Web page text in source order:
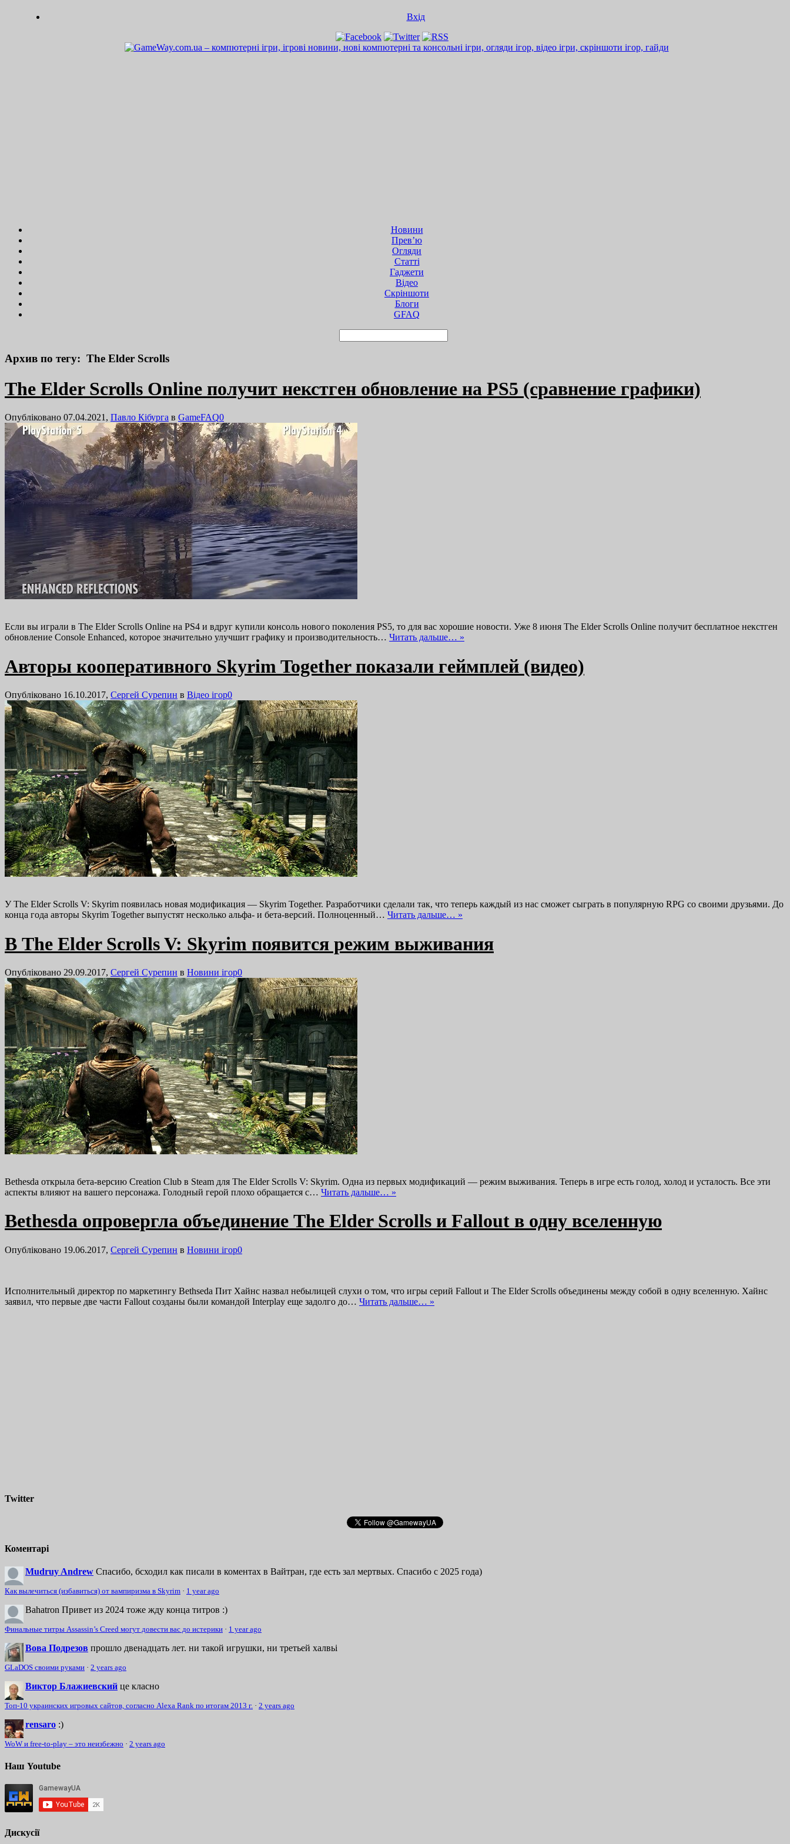
Вхід
Новини
Прев’ю
Огляди
Статті
Гаджети
Відео
Cкріншоти
Блоги
GFAQ
Архив по тегу: The Elder Scrolls
The Elder Scrolls Online получит некстген обновление на PS5 (сравнение графики)
Опубліковано 07.04.2021, Павло Кібурга в GameFAQ0
Если вы играли в The Elder Scrolls Online на PS4 и вдруг купили консоль нового поколения PS5, то для вас хорошие новости. Уже 8 июня The Elder Scrolls Online получит бесплатное некстген
обновление Console Enhanced, которое значительно улучшит графику и производительность… Читать дальше… »
Авторы кооперативного Skyrim Together показали геймплей (видео)
Опубліковано 16.10.2017, Сергей Сурепин в Відео ігор0
У The Elder Scrolls V: Skyrim появилась новая модификация — Skyrim Together. Разработчики сделали так, что теперь каждый из нас сможет сыграть в популярную RPG со своими друзьями. До
конца года авторы Skyrim Together выпустят несколько альфа- и бета-версий. Полноценный… Читать дальше… »
В The Elder Scrolls V: Skyrim появится режим выживания
Опубліковано 29.09.2017, Сергей Сурепин в Новини ігор0
Bethesda открыла бета-версию Creation Club в Steam для The Elder Scrolls V: Skyrim. Одна из первых модификаций — режим выживания. Теперь в игре есть голод, холод и усталость. Все эти
аспекты влияют на вашего персонажа. Голодный герой плохо обращается с… Читать дальше… »
Bethesda опровергла объединение The Elder Scrolls и Fallout в одну вселенную
Опубліковано 19.06.2017, Сергей Сурепин в Новини ігор0
Исполнительный директор по маркетингу Bethseda Пит Хайнс назвал небылицей слухи о том, что игры серий Fallout и The Elder Scrolls объединены между собой в одну вселенную. Хайнс
заявил, что первые две части Fallout созданы были командой Interplay еще задолго до… Читать дальше… »
Twitter
Коментарі
Mudruy Andrew Спасибо, бсходил как писали в коментах в Вайтран, где есть зал мертвых. Спасибо с 2025 года)
Как вылечиться (избавиться) от вампиризма в Skyrim · 1 year ago
Bahatron Привет из 2024 тоже жду конца титров :)
Финальные титры Assassin’s Creed могут довести вас до истерики · 1 year ago
Вова Подрезов прошло двенадцать лет. ни такой игрушки, ни третьей халвьі
GLaDOS своими руками · 2 years ago
Виктор Блажиевский це класно
Топ-10 украинских игровых сайтов, согласно Alexa Rank по итогам 2013 г. · 2 years ago
rensaro :)
WoW и free-to-play – это неизбежно · 2 years ago
Наш Youtube
Дискусії